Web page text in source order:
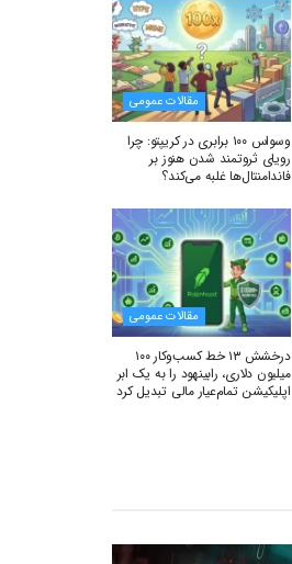
مقالات عمومی
وسواس ۱۰۰ برابری در کریپتو: چرا
رویای ثروتمند شدن هنوز بر
فاندامنتال‌ها غلبه می‌کند؟
مقالات عمومی
درخشش ۱۳ خط کسب‌وکار ۱۰۰
میلیون دلاری، رابینهود را به یک ابر
اپلیکیشن تمام‌عیار مالی تبدیل کرد